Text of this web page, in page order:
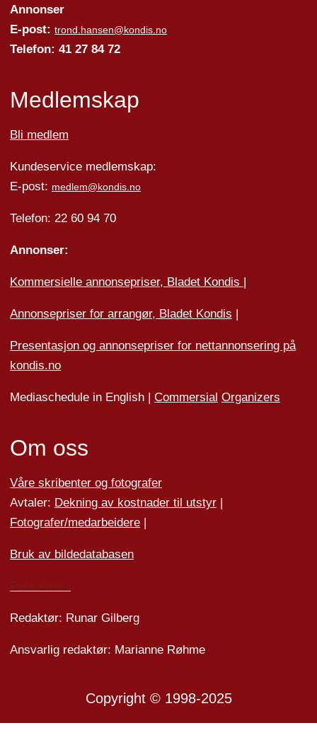
Annonser
E-post: trond.hansen@kondis.no
Telefon: 41 27 84 72
Medlemskap
Bli medlem
Kundeservice medlemskap:
E-post: medlem@kondis.no
Telefon: 22 60 94 70
Annonser:
Kommersielle annonsepriser, Bladet Kondis |
Annonsepriser for arrangør, Bladet Kondis |
Presentasjon og annonsepriser for nettannonsering på
kondis.no
Mediaschedule in English | Commersial Organizers
Om oss
Våre skribenter og fotografer
Avtaler: Dekning av kostnader til utstyr|
Fotografer/medarbeidere|
Bruk av bildedatabasen
Redaktør: Runar Gilberg
Ansvarlig redaktør: Marianne Røhme
Copyright © 1998-2025